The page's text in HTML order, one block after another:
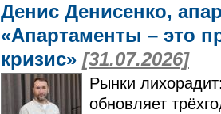
Денис Денисенко,
«Апартаменты – это
кризис» [31.07.2026]
Рынки
обновляет